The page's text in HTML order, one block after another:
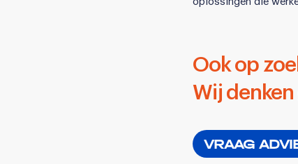
Ook op
Wij
VRAAG